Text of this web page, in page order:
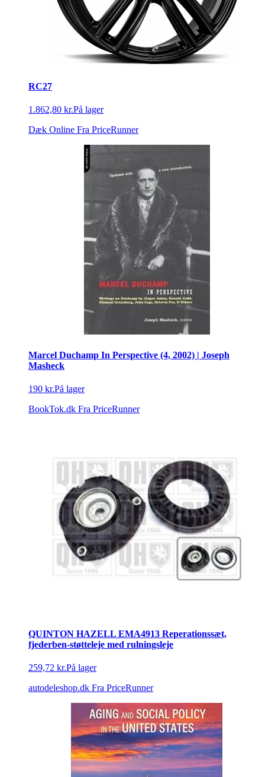
RC27
1.862,80 kr.På lager
Dæk Online Fra PriceRunner
Marcel Duchamp In Perspective (4, 2002) | Joseph
Masheck
190 kr.På lager
BookTok.dk Fra PriceRunner
QUINTON HAZELL EMA4913 Reperationssæt,
fjederben-støtteleje med rulningsleje
259,72 kr.På lager
autodeleshop.dk Fra PriceRunner